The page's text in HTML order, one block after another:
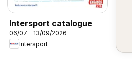
Intersport catalogue
06/07 - 13/09/2026
Intersport